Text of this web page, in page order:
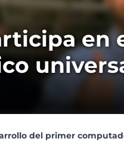
del primer